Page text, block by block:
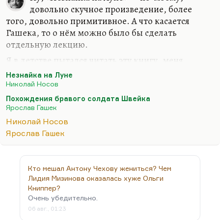
довольно скучное произведение, более
того, довольно примитивное. А что касается
Гашека, то о нём можно было бы сделать
отдельную лекцию.
Я в детстве пытался читать эту книгу, меня
оттолкнула её грязь. Сейчас она меня восхищает,
я её регулярно перечитываю. Не грязь восхищает,
а то, как книга сделана, то, как она построена.
Это «Дон Кихот» XX века, главный чешский эпос,
где Дон Кихот и Санчо Панса в одном лице. Меня
тут, кстати, спрашивают, действительно ли я
думаю, что Швейк идиот. Он идиот в высшем, в
нравственном смысле. Он действительно не очень
способен к эмпатии, к сопереживанию. Он —
мещанин. Он такой милый (помните, говорит о
нём всё время Гашек?) Он —…
Незнайка на Луне
Николай Носов
Похождения бравого солдата Швейка
Ярослав Гашек
Николай Носов
Ярослав Гашек
Кто мешал Антону Чехову жениться? Чем
Лидия Мизинова оказалась хуже Ольги
Книппер?
Очень убедительно.
06 авг., 01:23